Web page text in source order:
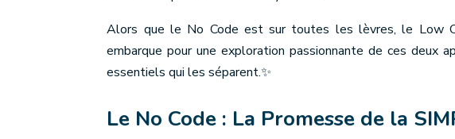
Alors que le No Code est sur toutes les lèvres, le Low
embarque pour une exploration passionnante de ces deux
essentiels qui les séparent.✨
Le No Code : La Promesse de la